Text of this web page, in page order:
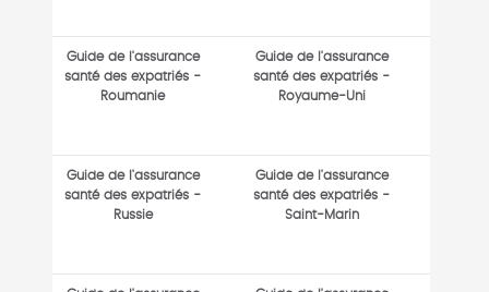
Guide de l'assurance
santé des expatriés -
Roumanie
Guide de l'assurance
santé des expatriés -
Royaume-Uni
Guide de l'assurance
santé des expatriés -
Russie
Guide de l'assurance
santé des expatriés -
Saint-Marin